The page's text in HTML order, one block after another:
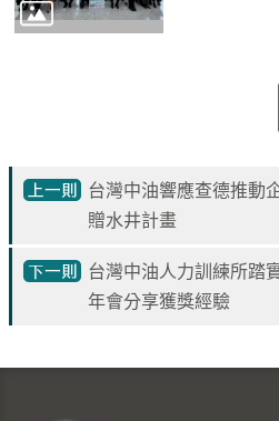
應
鏈
專
區
台灣中油響應查德推動
贈水井計畫
台灣中油人力訓練所踏
年會分享獲獎經驗